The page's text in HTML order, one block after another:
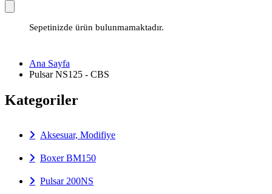
Sepetinizde ürün bulunmamaktadır.
Ana Sayfa
Pulsar NS125 - CBS
Kategoriler
Aksesuar, Modifiye
Boxer BM150
Pulsar 200NS